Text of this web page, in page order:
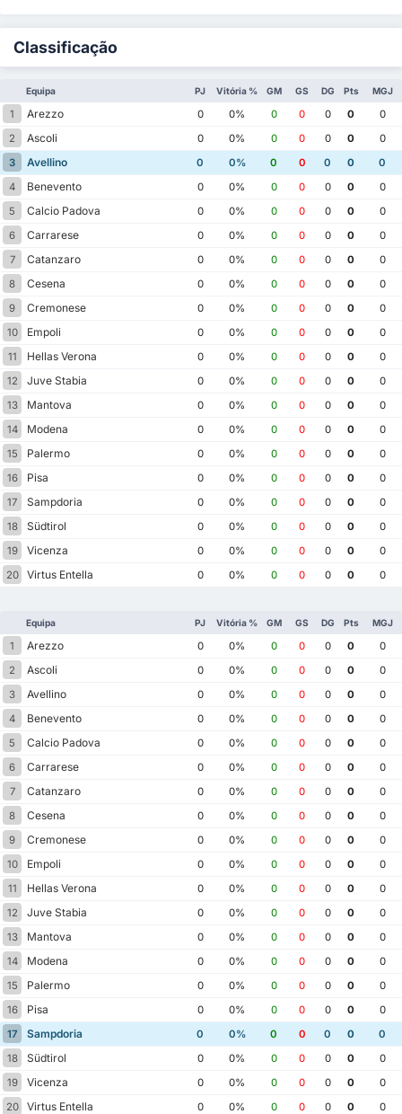
Classificação
Equipa PJ Vitória % GM GS DG Pts MGJ
1 Arezzo 0 0% 0 0 0 0
0
2
Ascoli 0 0% 0 0 0 0
0
3
Avellino 0 0% 0 0 0 0
0
4
Benevento 0 0% 0 0 0 0
0
5
Calcio Padova 0 0% 0 0 0 0
0
6
Carrarese 0 0% 0 0 0 0
0
7
Catanzaro 0 0% 0 0 0 0
0
8
Cesena 0 0% 0 0 0 0
0
9
Cremonese 0 0% 0 0 0 0
0
10
Empoli 0 0% 0 0 0 0
0
11
Hellas Verona 0 0% 0 0 0 0
0
12
Juve Stabia 0 0% 0 0 0 0
0
13
Mantova 0 0% 0 0 0 0
0
14
Modena 0 0% 0 0 0 0
0
15
Palermo 0 0% 0 0 0 0
0
16
Pisa 0 0% 0 0 0 0
0
17
Sampdoria 0 0% 0 0 0 0
0
18
Südtirol 0 0% 0 0 0 0
0
19
Vicenza 0 0% 0 0 0 0
0
20
Virtus Entella 0 0% 0 0 0 0 0
Equipa PJ Vitória % GM GS DG Pts MGJ
1 Arezzo 0 0% 0 0 0 0
0
2
Ascoli 0 0% 0 0 0 0
0
3
Avellino 0 0% 0 0 0 0
0
4
Benevento 0 0% 0 0 0 0
0
5
Calcio Padova 0 0% 0 0 0 0
0
6
Carrarese 0 0% 0 0 0 0
0
7
Catanzaro 0 0% 0 0 0 0
0
8
Cesena 0 0% 0 0 0 0
0
9
Cremonese 0 0% 0 0 0 0
0
10
Empoli 0 0% 0 0 0 0
0
11
Hellas Verona 0 0% 0 0 0 0
0
12
Juve Stabia 0 0% 0 0 0 0
0
13
Mantova 0 0% 0 0 0 0
0
14
Modena 0 0% 0 0 0 0
0
15
Palermo 0 0% 0 0 0 0
0
16
Pisa 0 0% 0 0 0 0
0
17
Sampdoria 0 0% 0 0 0 0
0
18
Südtirol 0 0% 0 0 0 0
0
19
Vicenza 0 0% 0 0 0 0
0
20
Virtus Entella 0 0% 0 0 0 0 0